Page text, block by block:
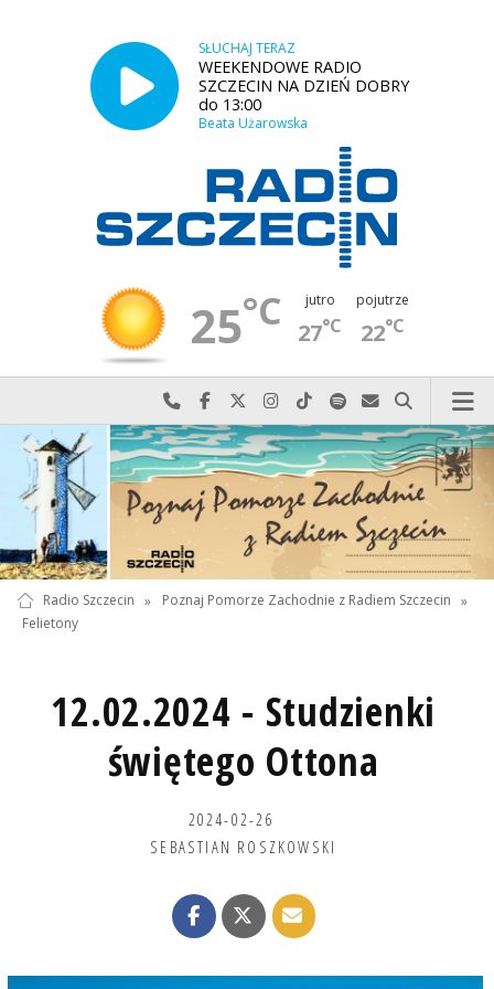
SŁUCHAJ TERAZ
WEEKENDOWE RADIO
SZCZECIN NA DZIEŃ DOBRY
do 13:00
Beata Użarowska
25°C jutro
27°C
pojutrze
22°C
Najlepiej po prostu do nas zadzwoń
Odwiedź nas na Facebook-u
Odwiedź nas na X
Odwiedź nas na Instagram-ie
Odwiedź nas na TikTok-u
Szukaj nas na Spotify
Wyślij do nas
Szukaj
Radio Szczecin » Poznaj Pomorze Zachodnie z Radiem Szczecin »
Felietony
12.02.2024 - Studzienki
świętego Ottona
2024-02-26
SEBASTIAN ROSZKOWSKI